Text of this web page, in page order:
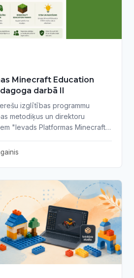
Minecraft Education
darbā II
izglītības programmu
metodiķus un direktoru
"Ievads Platformas Minecraft